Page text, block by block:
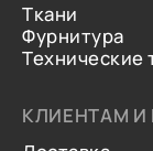
Ткани
Фурнитура
Технические
КЛИЕНТАМ И